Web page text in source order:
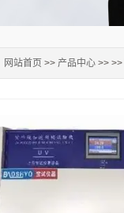
网站首页 >> 产品中心 >> >>